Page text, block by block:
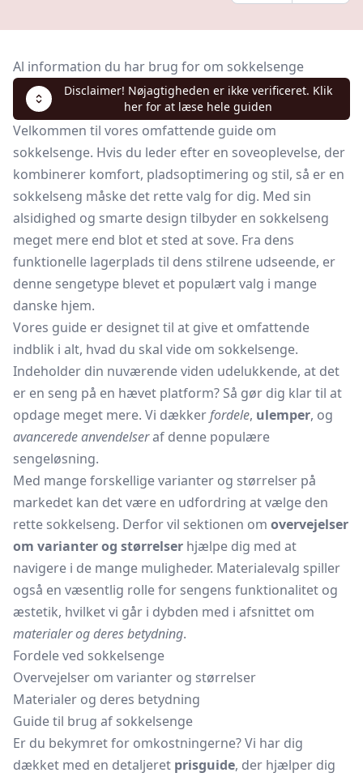
Al information du har brug for om sokkelsenge
Disclaimer! Nøjagtigheden er ikke verificeret. Klik
her for at læse hele guiden
Velkommen til vores omfattende guide om
sokkelsenge. Hvis du leder efter en soveoplevelse, der
kombinerer komfort, pladsoptimering og stil, så er en
sokkelseng måske det rette valg for dig. Med sin
alsidighed og smarte design tilbyder en sokkelseng
meget mere end blot et sted at sove. Fra dens
funktionelle lagerplads til dens stilrene udseende, er
denne sengetype blevet et populært valg i mange
danske hjem.
Vores guide er designet til at give et omfattende
indblik i alt, hvad du skal vide om sokkelsenge.
Indeholder din nuværende viden udelukkende, at det
er en seng på en hævet platform? Så gør dig klar til at
opdage meget mere. Vi dækkerfordele, ulemper, og
avancerede anvendelseraf denne populære
sengeløsning.
Med mange forskellige varianter og størrelser på
markedet kan det være en udfordring at vælge den
rette sokkelseng. Derfor vil sektionen om overvejelser
om varianter og størrelser hjælpe dig med at
navigere i de mange muligheder. Materialevalg spiller
også en væsentlig rolle for sengens funktionalitet og
æstetik, hvilket vi går i dybden med i afsnittet om
materialer og deres betydning.
Fordele ved sokkelsenge
Overvejelser om varianter og størrelser
Materialer og deres betydning
Guide til brug af sokkelsenge
Er du bekymret for omkostningerne? Vi har dig
dækket med en detaljeret prisguide, der hjælper dig